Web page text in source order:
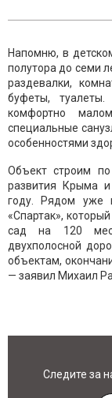
Напомню, в
полутора до семи
раздевалки,
буфеты,
комфортно
специальные
особенностями
Объект строим по
развития Крыма
году. Рядом уже
«Спартак»,
сад на 120
двухполосной
объектам,
— заявил Михаил
Следите за